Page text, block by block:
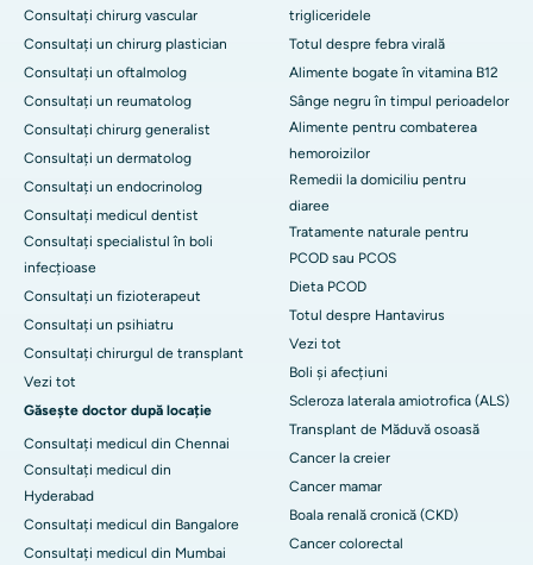
Consultați chirurg vascular
Consultați un chirurg plastician
Consultați un oftalmolog
Consultați un reumatolog
Consultați chirurg generalist
Consultați un dermatolog
Consultați un endocrinolog
Consultați medicul dentist
Consultați specialistul în boli
infecțioase
Consultați un fizioterapeut
Consultați un psihiatru
Consultați chirurgul de transplant
Vezi tot
Găsește doctor după locație
Consultați medicul din Chennai
Consultați medicul din
Hyderabad
Consultați medicul din Bangalore
Consultați medicul din Mumbai
trigliceridele
Totul despre febra virală
Alimente bogate în vitamina B12
Sânge negru în timpul perioadelor
Alimente pentru combaterea
hemoroizilor
Remedii la domiciliu pentru
diaree
Tratamente naturale pentru
PCOD sau PCOS
Dieta PCOD
Totul despre Hantavirus
Vezi tot
Boli și afecțiuni
Scleroza laterala amiotrofica (ALS)
Transplant de Măduvă osoasă
Cancer la creier
Cancer mamar
Boala renală cronică (CKD)
Cancer colorectal